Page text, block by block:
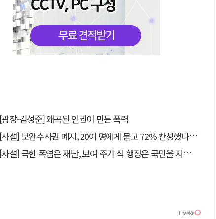
[광장-김성준] 왜곡된 인권이 만든 폭력
[사설] 보완수사권 폐지, 20여 명에게 묻고 72% 찬성했다고 밀어붙였다니
[사설] 극한 폭염은 재난, 보여 주기 식 행정은 국민을 지키지 못한다